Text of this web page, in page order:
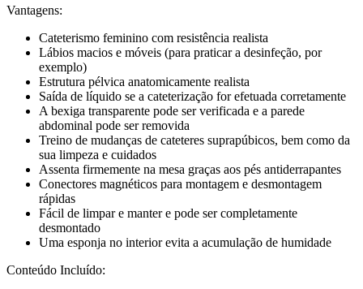
Vantagens:
Cateterismo feminino com resistência realista
Lábios macios e móveis (para praticar a desinfeção, por
exemplo)
Estrutura pélvica anatomicamente realista
Saída de líquido se a cateterização for efetuada corretamente
A bexiga transparente pode ser verificada e a parede
abdominal pode ser removida
Treino de mudanças de cateteres suprapúbicos, bem como da
sua limpeza e cuidados
Assenta firmemente na mesa graças aos pés antiderrapantes
Conectores magnéticos para montagem e desmontagem
rápidas
Fácil de limpar e manter e pode ser completamente
desmontado
Uma esponja no interior evita a acumulação de humidade
Conteúdo Incluído: